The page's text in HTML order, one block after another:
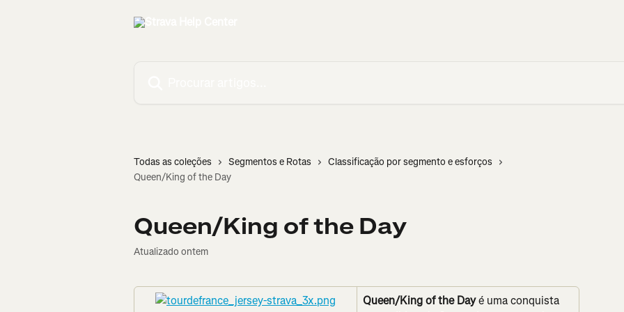
Todas as coleções Segmentos e Rotas
Classificação por segmento e esforços
Queen/King of the Day
Queen/King of the Day
Atualizado ontem
Queen/King of the Day é uma conquista